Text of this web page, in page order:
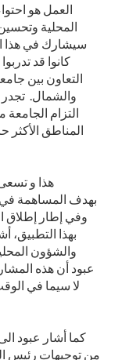
العمل هو
المحلية
سيشارك في هذا
التعاون بين
والشمال. تجدر
التزام
المناطق الأكثر
هذا و
بهذا التطبيق،
والشؤون
عبود أن هذه
لا سيما في
كما أشار عبود
من توجيهات رئيس